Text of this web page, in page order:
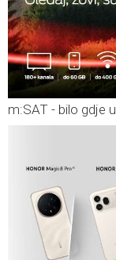
m:SAT - bilo gdje